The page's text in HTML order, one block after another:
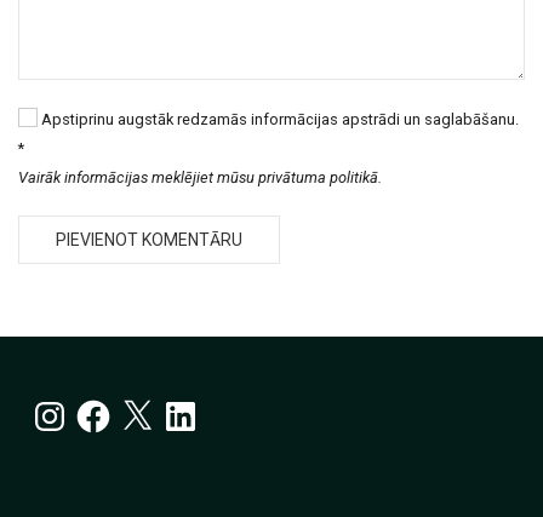
Apstiprinu augstāk redzamās informācijas apstrādi un saglabāšanu.
*
Vairāk informācijas meklējiet mūsu privātuma politikā.
InstagramFacebook
X LinkedIn